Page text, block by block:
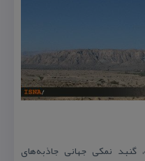
نمكی جهانی جاذبه‌های